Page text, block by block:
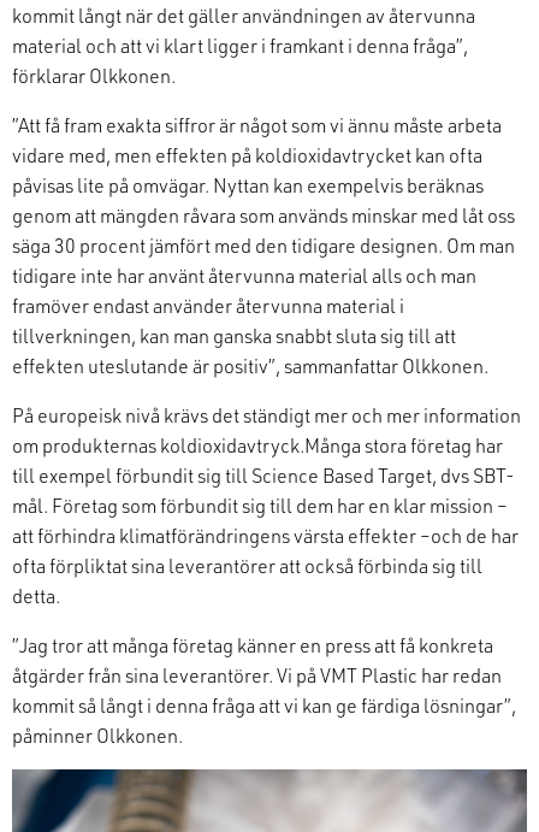
kommit långt när det gäller användningen av återvunna
material och att vi klart ligger i framkant i denna fråga”,
förklararOlkkonen.
”Att få fram exakta siffror är något som vi ännu måste arbeta
vidare med, men effekten på koldioxidavtrycket kan ofta
påvisas lite på omvägar. Nyttan kan exempelvis beräknas
genomatt mängden råvara som används minskar med låt oss
säga 30 procent jämfört med den tidigare designen. Om man
tidigare inte har använt återvunna material alls och man
framöverendastanvänder återvunna material i
tillverkningen, kan man ganska snabbt sluta sig till att
effekten uteslutandeär positiv”,sammanfattarOlkkonen.
På europeisk nivå krävs det ständigt mer och mer information
om produkternas koldioxidavtryck.Många stora företag har
till exempel förbundit sig till Science BasedTarget, dvs SBT-
mål. Företagsom förbundit sig till dem har en klar mission –
att förhindra klimatförändringens värsta effekter–och de har
ofta förpliktat sina leverantörer att också förbinda sig till
detta.
”Jag tror att många företag känner en press att få konkreta
åtgärder från sina leverantörer.Vi påVMTPlastic har redan
kommit så långt i denna fråga att vi kan ge färdiga lösningar”,
påminner Olkkonen.